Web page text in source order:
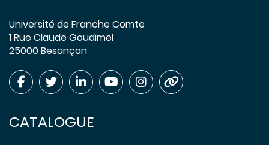
Université de Franche Comte
1 Rue Claude Goudimel
25000 Besançon
CATALOGUE